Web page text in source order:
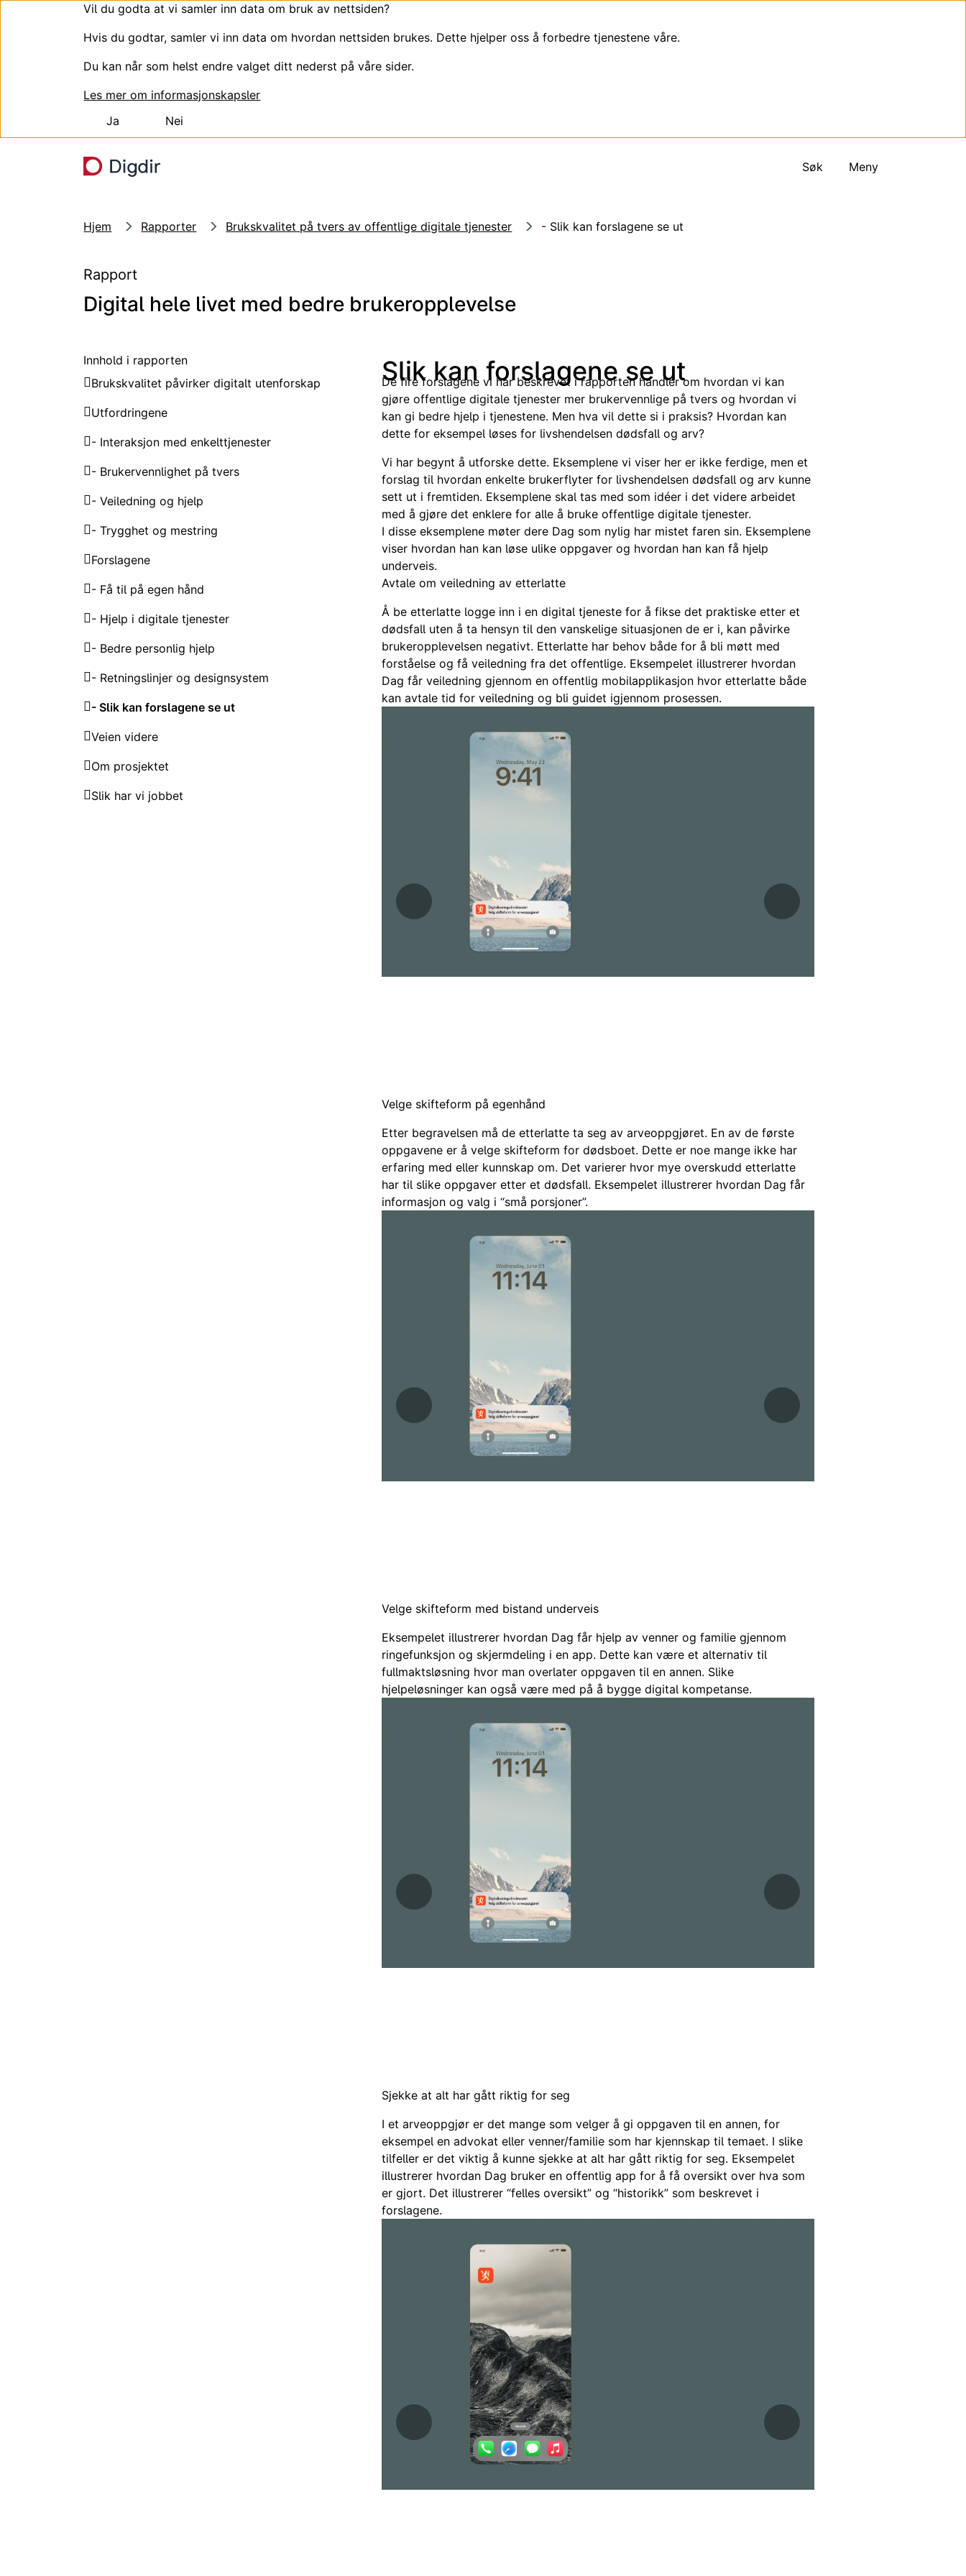
Vil du godta at vi samler inn data om bruk av nettsiden?
Hvis du godtar, samler vi inn data om hvordan nettsiden brukes. Dette hjelper oss å forbedre tjenestene våre.
Du kan når som helst endre valget ditt nederst på våre sider.
Les mer om informasjonskapsler
Ja
Nei
Søk
Meny
Hjem Rapporter Brukskvalitet på tvers av offentlige digitale tjenester - Slik kan forslagene se ut
Rapport
Digital hele livet med bedre brukeropplevelse
Innhold i rapporten
Brukskvalitet påvirker digitalt utenforskap
Utfordringene
- Interaksjon med enkelttjenester
- Brukervennlighet på tvers
- Veiledning og hjelp
- Trygghet og mestring
Forslagene
- Få til på egen hånd
- Hjelp i digitale tjenester
- Bedre personlig hjelp
- Retningslinjer og designsystem
- Slik kan forslagene se ut
Veien videre
Om prosjektet
Slik har vi jobbet
Slik kan forslagene se ut
De fire forslagene vi har beskrevet i rapporten handler om hvordan vi kan
gjøre offentlige digitale tjenester mer brukervennlige på tvers og hvordan vi
kan gi bedre hjelp i tjenestene. Men hva vil dette si i praksis? Hvordan kan
dette for eksempel løses for livshendelsen dødsfall og arv?
Vi har begynt å utforske dette. Eksemplene vi viser her er ikke ferdige, men et
forslag til hvordan enkelte brukerflyter for livshendelsen dødsfall og arv kunne
sett ut i fremtiden. Eksemplene skal tas med som idéer i det videre arbeidet
med å gjøre det enklere for alle å bruke offentlige digitale tjenester.
I disse eksemplene møter dere Dag som nylig har mistet faren sin. Eksemplene
viser hvordan han kan løse ulike oppgaver og hvordan han kan få hjelp
underveis.
Avtale om veiledning av etterlatte
Å be etterlatte logge inn i en digital tjeneste for å fikse det praktiske etter et
dødsfall uten å ta hensyn til den vanskelige situasjonen de er i, kan påvirke
brukeropplevelsen negativt. Etterlatte har behov både for å bli møtt med
forståelse og få veiledning fra det offentlige. Eksempelet illustrerer hvordan
Dag får veiledning gjennom en offentlig mobilapplikasjon hvor etterlatte både
kan avtale tid for veiledning og bli guidet igjennom prosessen.
Tilbake Neste
Velge skifteform på egenhånd
Etter begravelsen må de etterlatte ta seg av arveoppgjøret. En av de første
oppgavene er å velge skifteform for dødsboet. Dette er noe mange ikke har
erfaring med eller kunnskap om. Det varierer hvor mye overskudd etterlatte
har til slike oppgaver etter et dødsfall. Eksempelet illustrerer hvordan Dag får
informasjon og valg i “små porsjoner”.
Tilbake Neste
Velge skifteform med bistand underveis
Eksempelet illustrerer hvordan Dag får hjelp av venner og familie gjennom
ringefunksjon og skjermdeling i en app. Dette kan være et alternativ til
fullmaktsløsning hvor man overlater oppgaven til en annen. Slike
hjelpeløsninger kan også være med på å bygge digital kompetanse.
Tilbake Neste
Sjekke at alt har gått riktig for seg
I et arveoppgjør er det mange som velger å gi oppgaven til en annen, for
eksempel en advokat eller venner/familie som har kjennskap til temaet. I slike
tilfeller er det viktig å kunne sjekke at alt har gått riktig for seg. Eksempelet
illustrerer hvordan Dag bruker en offentlig app for å få oversikt over hva som
er gjort. Det illustrerer “felles oversikt” og “historikk” som beskrevet i
forslagene.
Tilbake Neste